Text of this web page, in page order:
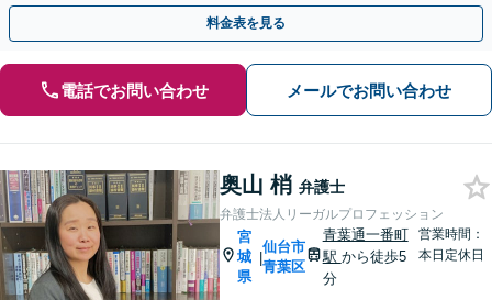
【オンライン相談可能】
料金表を見る
電話でお問い合わせ メールでお問い合わせ
奥山 梢 弁護士
弁護士法人リーガルプロフェッション
宮
城
県
|
仙台市
青葉区
青葉通一番町
駅 から徒歩5
分
営業時間：
本日定休日